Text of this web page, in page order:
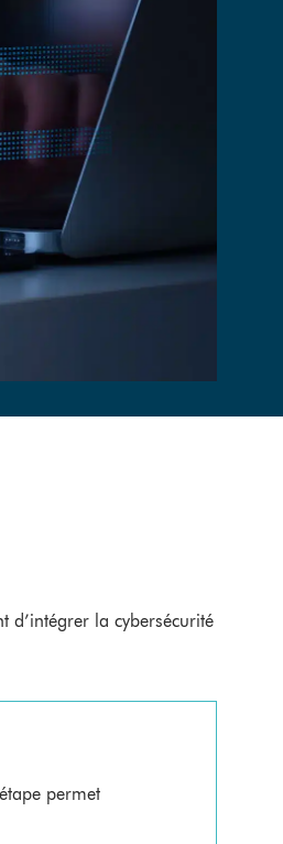
d’intégrer la cybersécurité
permet